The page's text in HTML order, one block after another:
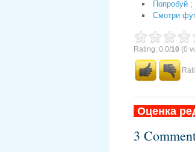
Попробуй ;
Смотри
Rating: 0.0/10 (0
-Оценка
3